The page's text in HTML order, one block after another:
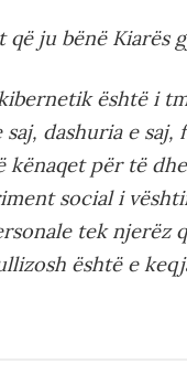
ju bënë Kiarës
është i
dashuria e saj,
kënaqet për të
social i
tek njerëz
është e